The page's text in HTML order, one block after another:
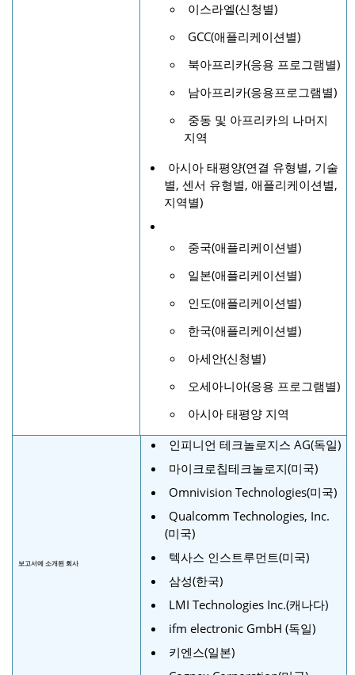
이스라엘(신청별)
GCC(애플리케이션별)
북아프리카(응용 프로그램별)
남아프리카(응용프로그램별)
중동 및 아프리카의 나머지
지역
아시아 태평양(연결 유형별, 기술
별, 센서 유형별, 애플리케이션별,
지역별)
중국(애플리케이션별)
일본(애플리케이션별)
인도(애플리케이션별)
한국(애플리케이션별)
아세안(신청별)
오세아니아(응용 프로그램별)
아시아 태평양 지역
보고서에 소개된 회사
인피니언 테크놀로지스 AG(독일)
마이크로칩테크놀로지(미국)
Omnivision Technologies(미국)
Qualcomm Technologies, Inc.
(미국)
텍사스 인스트루먼트(미국)
삼성(한국)
LMI Technologies Inc.(캐나다)
ifm electronic GmbH (독일)
키엔스(일본)